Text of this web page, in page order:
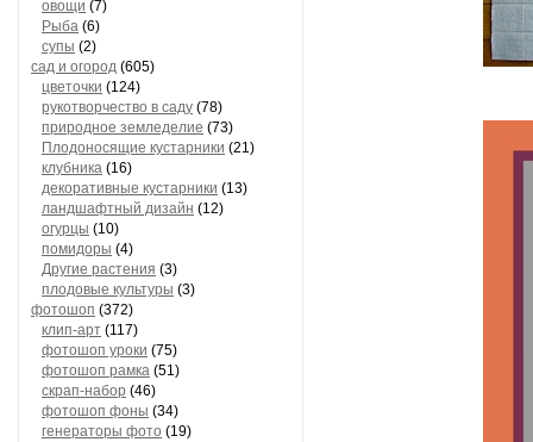
овощи (7)
Рыба (6)
супы (2)
сад и огород (605)
цветочки (124)
рукотворчество в саду (78)
природное земледелие (73)
Плодоносящие кустарники (21)
клубника (16)
декоративные кустарники (13)
ландшафтный дизайн (12)
огурцы (10)
помидоры (4)
Другие растения (3)
плодовые культуры (3)
фотошоп (372)
клип-арт (117)
фотошоп уроки (75)
фотошоп рамка (51)
скрап-набор (46)
фотошоп фоны (34)
генераторы фото (19)